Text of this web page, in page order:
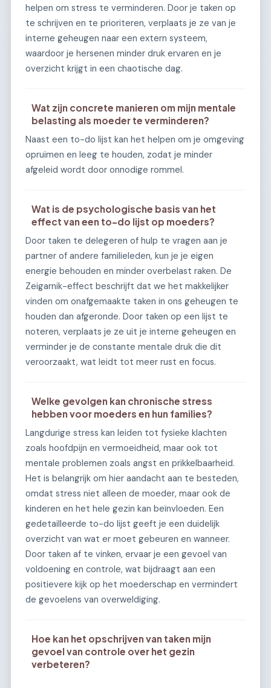
helpen om stress te verminderen. Door je taken op
te schrijven en te prioriteren, verplaats je ze van je
interne geheugen naar een extern systeem,
waardoor je hersenen minder druk ervaren en je
overzicht krijgt in een chaotische dag.
Wat zijn concrete manieren om mijn mentale
belasting als moeder te verminderen?
Naast een to-do lijst kan het helpen om je omgeving
opruimen en leeg te houden, zodat je minder
afgeleid wordt door onnodige rommel.
Wat is de psychologische basis van het
effect van een to-do lijst op moeders?
Door taken te delegeren of hulp te vragen aan je
partner of andere familieleden, kun je je eigen
energie behouden en minder overbelast raken. De
Zeigarnik-effect beschrijft dat we het makkelijker
vinden om onafgemaakte taken in ons geheugen te
houden dan afgeronde. Door taken op een lijst te
noteren, verplaats je ze uit je interne geheugen en
verminder je de constante mentale druk die dit
veroorzaakt, wat leidt tot meer rust en focus.
Welke gevolgen kan chronische stress
hebben voor moeders en hun families?
Langdurige stress kan leiden tot fysieke klachten
zoals hoofdpijn en vermoeidheid, maar ook tot
mentale problemen zoals angst en prikkelbaarheid.
Het is belangrijk om hier aandacht aan te besteden,
omdat stress niet alleen de moeder, maar ook de
kinderen en het hele gezin kan beïnvloeden. Een
gedetailleerde to-do lijst geeft je een duidelijk
overzicht van wat er moet gebeuren en wanneer.
Door taken af te vinken, ervaar je een gevoel van
voldoening en controle, wat bijdraagt aan een
positievere kijk op het moederschap en vermindert
de gevoelens van overweldiging.
Hoe kan het opschrijven van taken mijn
gevoel van controle over het gezin
verbeteren?